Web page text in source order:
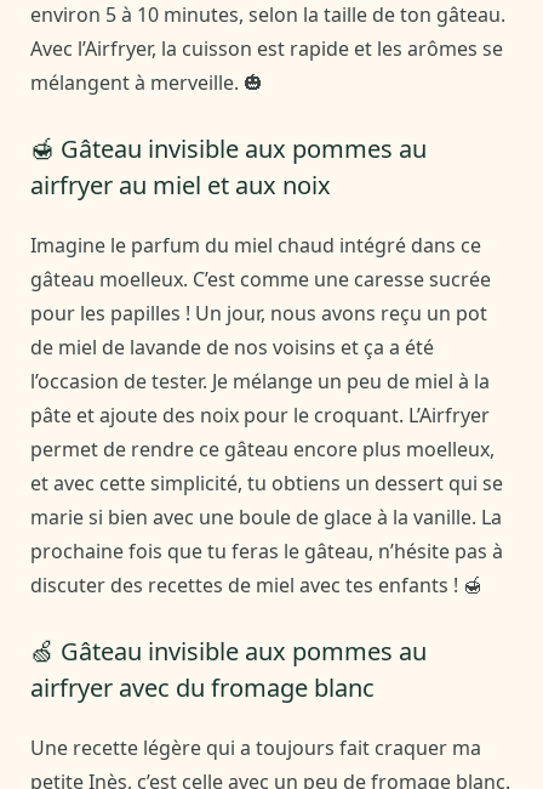
environ 5 à 10 minutes, selon la taille de ton gâteau.
Avec l’Airfryer, la cuisson est rapide et les arômes se
mélangent à merveille. 🎃
🍯 Gâteau invisible aux pommes au
airfryer au miel et aux noix
Imagine le parfum du miel chaud intégré dans ce
gâteau moelleux. C’est comme une caresse sucrée
pour les papilles ! Un jour, nous avons reçu un pot
de miel de lavande de nos voisins et ça a été
l’occasion de tester. Je mélange un peu de miel à la
pâte et ajoute des noix pour le croquant. L’Airfryer
permet de rendre ce gâteau encore plus moelleux,
et avec cette simplicité, tu obtiens un dessert qui se
marie si bien avec une boule de glace à la vanille. La
prochaine fois que tu feras le gâteau, n’hésite pas à
discuter des recettes de miel avec tes enfants ! 🍯
🍏 Gâteau invisible aux pommes au
airfryer avec du fromage blanc
Une recette légère qui a toujours fait craquer ma
petite Inès, c’est celle avec un peu de fromage blanc.